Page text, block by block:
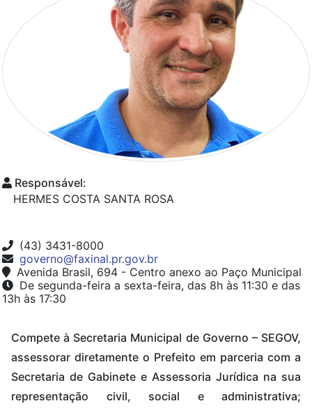
Responsável:
HERMES COSTA SANTA ROSA
(43) 3431-8000
governo@faxinal.pr.gov.br
Avenida Brasil, 694 - Centro anexo ao Paço Municipal
De segunda-feira a sexta-feira, das 8h às 11:30 e das
13h às 17:30
Compete à Secretaria Municipal de Governo – SEGOV,
assessorar diretamente o Prefeito em parceria com a
Secretaria de Gabinete e Assessoria Jurídica na sua
representação civil, social e administrativa;